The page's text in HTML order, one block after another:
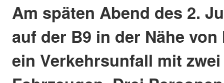
Am späten Abend des 2.
auf der B9 in der Nähe
ein Verkehrsunfall mit